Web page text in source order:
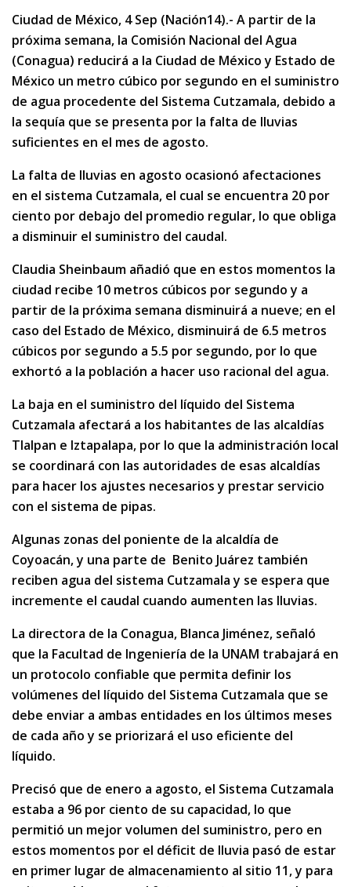
Ciudad de México, 4 Sep (Nación14).- A partir de la
próxima semana, la Comisión Nacional del Agua
(Conagua) reducirá a la Ciudad de México y Estado de
México un metro cúbico por segundo en el suministro
de agua procedente del Sistema Cutzamala, debido a
la sequía que se presenta por la falta de lluvias
suficientes en el mes de agosto.
La falta de lluvias en agosto ocasionó afectaciones
en el sistema Cutzamala, el cual se encuentra 20 por
ciento por debajo del promedio regular, lo que obliga
a disminuir el suministro del caudal.
Claudia Sheinbaum añadió que en estos momentos la
ciudad recibe 10 metros cúbicos por segundo y a
partir de la próxima semana disminuirá a nueve; en el
caso del Estado de México, disminuirá de 6.5 metros
cúbicos por segundo a 5.5 por segundo, por lo que
exhortó a la población a hacer uso racional del agua.
La baja en el suministro del líquido del Sistema
Cutzamala afectará a los habitantes de las alcaldías
Tlalpan e Iztapalapa, por lo que la administración local
se coordinará con las autoridades de esas alcaldías
para hacer los ajustes necesarios y prestar servicio
con el sistema de pipas.
Algunas zonas del poniente de la alcaldía de
Coyoacán, y una parte de Benito Juárez también
reciben agua del sistema Cutzamala y se espera que
incremente el caudal cuando aumenten las lluvias.
La directora de la Conagua, Blanca Jiménez, señaló
que la Facultad de Ingeniería de la UNAM trabajará en
un protocolo confiable que permita definir los
volúmenes del líquido del Sistema Cutzamala que se
debe enviar a ambas entidades en los últimos meses
de cada año y se priorizará el uso eficiente del
líquido.
Precisó que de enero a agosto, el Sistema Cutzamala
estaba a 96 por ciento de su capacidad, lo que
permitió un mejor volumen del suministro, pero en
estos momentos por el déficit de lluvia pasó de estar
en primer lugar de almacenamiento al sitio 11, y para